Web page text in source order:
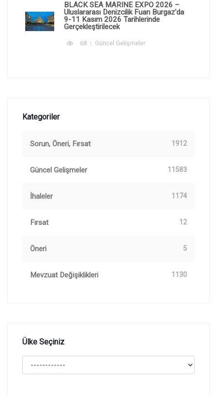
BLACK SEA MARINE EXPO 2026 –
Uluslararası Denizcilik Fuarı Burgaz'da
9-11 Kasım 2026 Tarihlerinde
Gerçekleştirilecek
68 Güncel Gelişmeler
Kategoriler
Sorun, Öneri, Fırsat 1912
Güncel Gelişmeler 11583
İhaleler 1174
Fırsat 12
Öneri 5
Mevzuat Değişiklikleri 1130
Ülke Seçiniz